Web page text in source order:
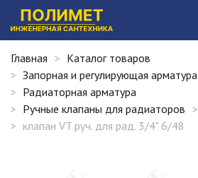
Главная
Каталог товаров
Запорная и регулирующая арматура
Радиаторная арматура
Ручные клапаны для радиаторов
клапан VT руч. для рад. 3/4" 6/48